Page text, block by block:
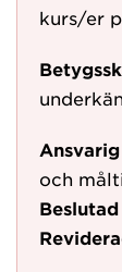
kurs/er
och